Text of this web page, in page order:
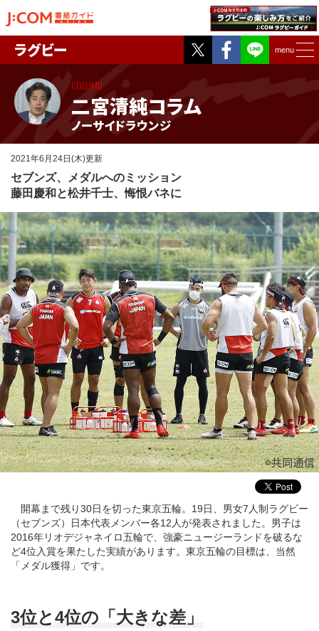
Twitter
Facebook
menu
ラグビー
二宮清純コラム
ノーサイドラウンジ
COLUMN
2021年6月24日(木)更新
セブンズ、メダルへのミッション
藤田慶和と松井千士、悔恨バネに
開幕まで残り30日を切った東京五輪。19日、男女7人制ラグビー
（セブンズ）日本代表メンバー各12人が発表されました。男子は
2016年リオデジャネイロ五輪で、強豪ニュージーランドを破るな
ど4位入賞を果たした実績があります。東京五輪の目標は、当然
「メダル獲得」です。
3位と4位の「大きな差」